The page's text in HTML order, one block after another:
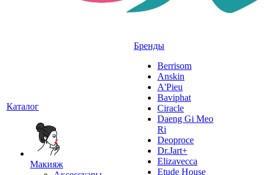
Каталог
Макияж
Бренды
Berrisom
Anskin
A'Pieu
Baviphat
Ciracle
Daeng Gi Meo
Ri
Deoproce
Dr.Jart+
Elizavecca
Etude House